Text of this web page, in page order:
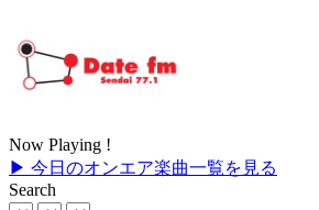
Now Playing !
▶ 今日のオンエア楽曲一覧を見る
Search